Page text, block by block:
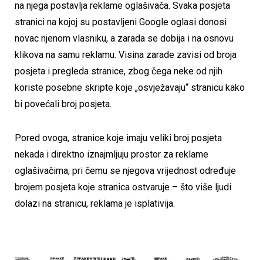
na njega postavlja reklame oglašivača. Svaka posjeta
stranici na kojoj su postavljeni Google oglasi donosi
novac njenom vlasniku, a zarada se dobija i na osnovu
klikova na samu reklamu. Visina zarade zavisi od broja
posjeta i pregleda stranice, zbog čega neke od njih
koriste posebne skripte koje „osvježavaju“ stranicu kako
bi povećali broj posjeta.
Pored ovoga, stranice koje imaju veliki broj posjeta
nekada i direktno iznajmljuju prostor za reklame
oglašivačima, pri čemu se njegova vrijednost određuje
brojem posjeta koje stranica ostvaruje – što više ljudi
dolazi na stranicu, reklama je isplativija.